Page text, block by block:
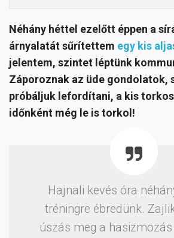
Néhány héttel ezelőtt éppen a
árnyalatát sűrítettem egy kis
jelentem, szintet léptünk
Záporoznak az üde gondolatok,
próbáljuk lefordítani, a kis
időnként még le is torkol!
Hajnali kevés óra
tréningre ébredünk.
úszás meg a